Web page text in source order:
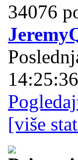
34076
[više